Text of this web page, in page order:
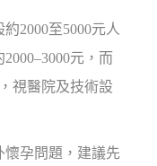
2000至5000元人
元，而
視醫院及技術設
懷孕問題，建議先